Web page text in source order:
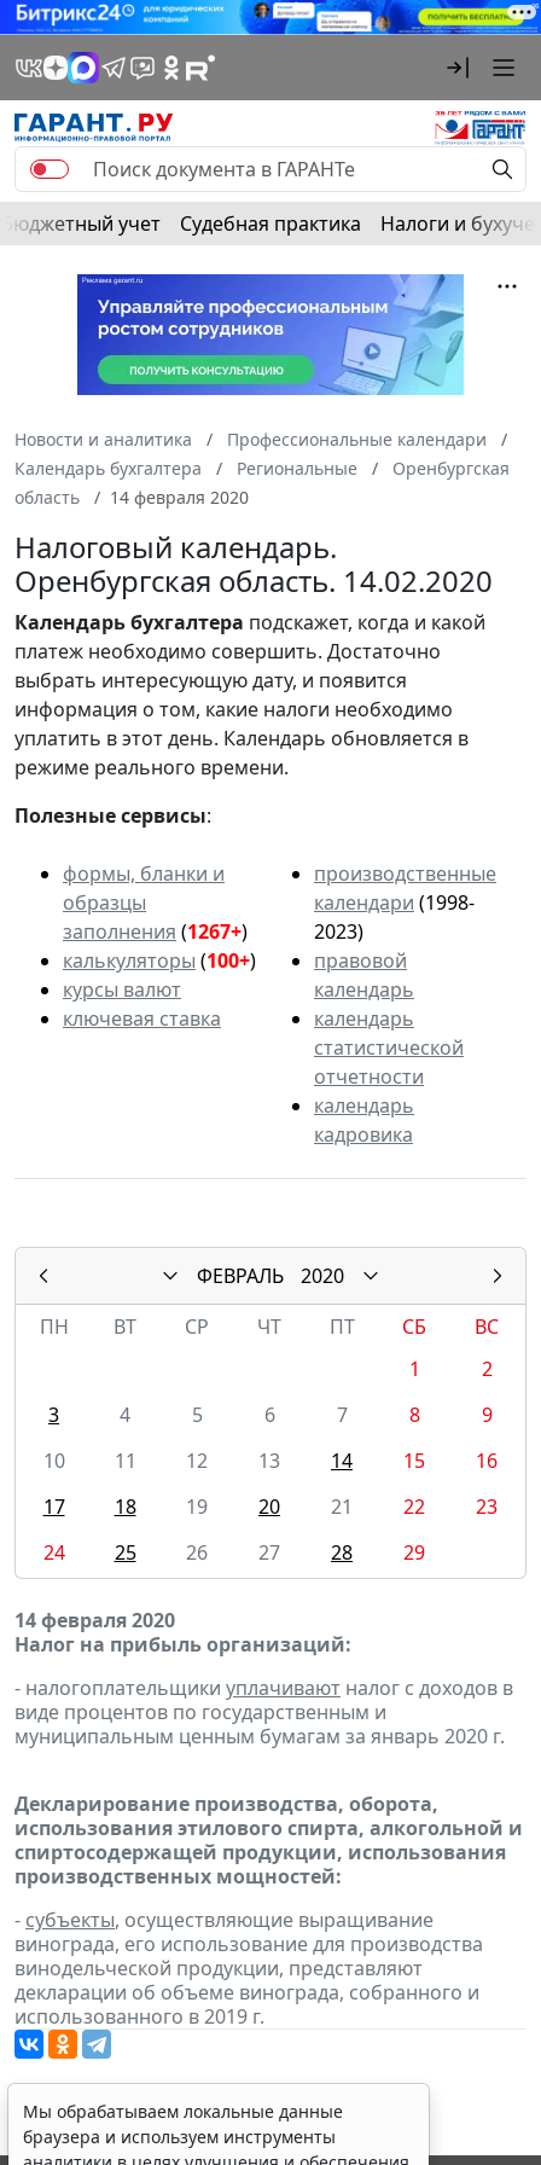
Бюджетный учет Судебная практика Налоги и
Новости и аналитика
Профессиональные календари
Календарь бухгалтера
Региональные
Оренбургская
область
14 февраля 2020
Налоговый календарь.
Оренбургская область. 14.02.2020
Календарьбухгалтера подскажет, когда и какой
платеж необходимо совершить. Достаточно
выбрать интересующую дату, и появится
информация о том, какие налоги необходимо
уплатить в этот день. Календарь обновляется в
режиме реального времени.
Полезные сервисы:
формы, бланки и
образцы
заполнения (1267+)
калькуляторы (100+)
курсы валют
ключевая ставка
производственные
календари (1998-
2023)
правовой
календарь
календарь
статистической
отчетности
календарь
кадровика
ФЕВРАЛЬ
2020
ПН
ВТ СР ЧТ ПТ СБ
ВС
1
2
3
4 5 6 7 8
9
10
11 12 13 14 15
16
17
18 19 20 21 22
23
24
25 26 27 28 29
14 февраля 2020
Налог на прибыль организаций:
- налогоплательщики уплачивают налог с доходов в
виде процентов по государственным и
муниципальным ценным бумагам за январь 2020 г.
Декларирование производства, оборота,
использования этилового спирта, алкогольной и
спиртосодержащей продукции, использования
производственных мощностей:
- субъекты, осуществляющие выращивание
винограда, его использование для производства
винодельческой продукции, представляют
декларации об объеме винограда, собранного и
использованного в 2019 г.
Мы обрабатываем локальные данные
браузера и используем инструменты